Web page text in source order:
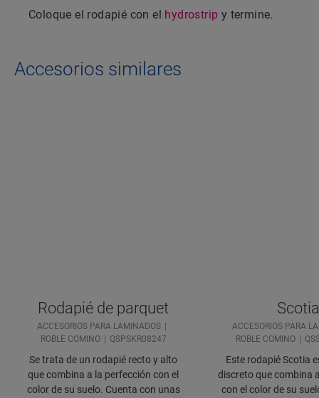
Coloque el rodapié con el hydrostrip y termine.
Accesorios similares
Rodapié de parquet
ACCESORIOS PARA LAMINADOS
ROBLE COMINO
QSPSKR08247
Se trata de un rodapié recto y alto
que combina a la perfección con el
color de su suelo. Cuenta con unas
Scotia
ACCESORIOS PARA
ROBLE COMINO
Este rodapié Scotia
discreto que combina
con el color de su